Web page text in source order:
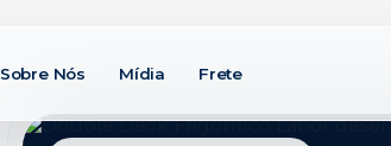
Sobre Nós Mídia Frete